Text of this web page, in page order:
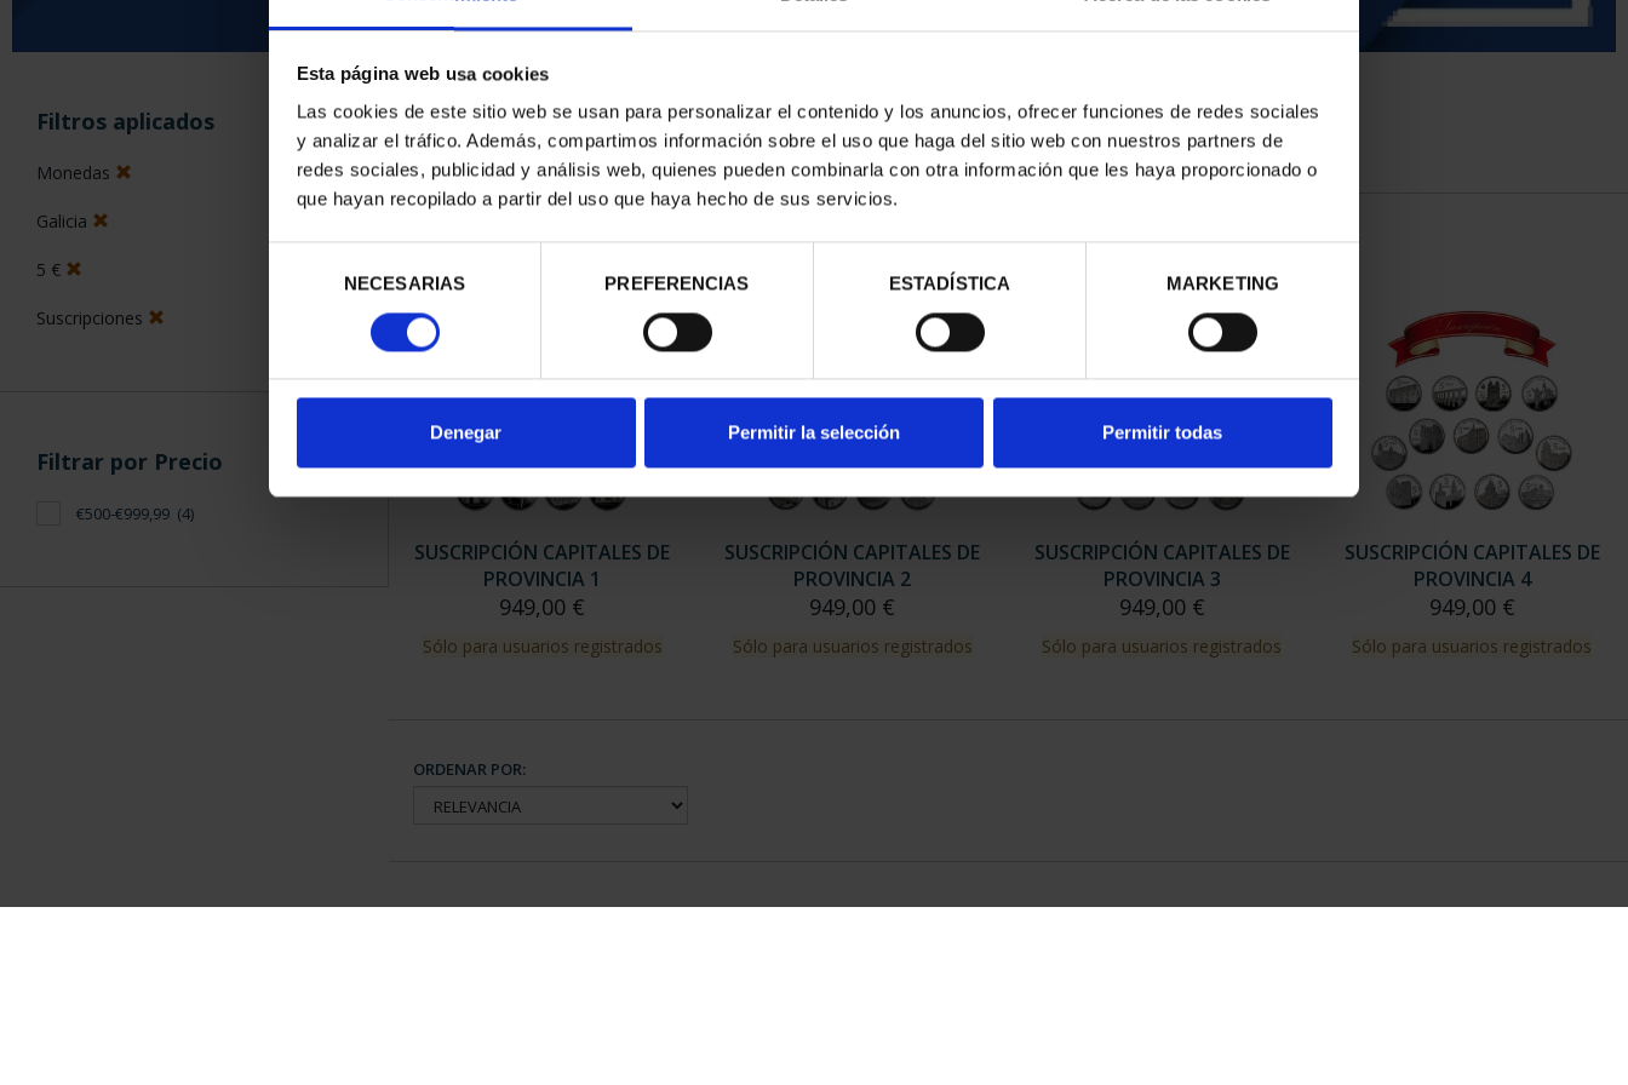
Esta página web usa cookies
Las cookies de este sitio web se usan para personalizar el contenido y los anuncios, ofrecer funciones de redes sociales
y analizar el tráfico. Además, compartimos información sobre el uso que haga del sitio web con nuestros partners de
redes sociales, publicidad y análisis web, quienes pueden combinarla con otra información que les haya proporcionado o
que hayan recopilado a partir del uso que haya hecho de sus servicios.
consentimiento
NECESARIAS PREFERENCIAS ESTADÍSTICA MARKETING
Denegar Permitir la selección Permitir todas
Filtros aplicados
Monedas
Galicia
5 €
Suscripciones
Filtrar por Precio
€500-€999,99 (4)
ORDENAR POR:
4 Productos encontrados
SUSCRIPCIÓN CAPITALES DE
PROVINCIA 1
949,00 €
Sólo para usuarios registrados
SUSCRIPCIÓN CAPITALES DE
PROVINCIA 2
949,00 €
Sólo para usuarios registrados
SUSCRIPCIÓN CAPITALES DE
PROVINCIA 3
949,00 €
Sólo para usuarios registrados
SUSCRIPCIÓN CAPITALES DE
PROVINCIA 4
949,00 €
Sólo para usuarios registrados
ORDENAR POR: